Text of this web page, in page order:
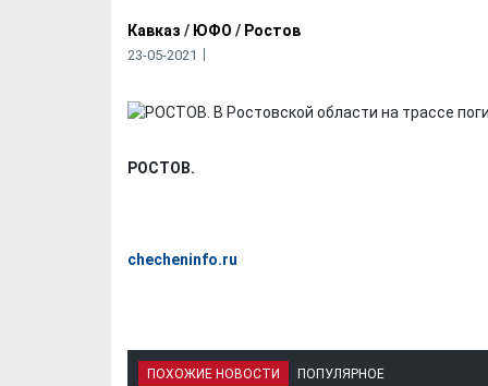
Кавказ / ЮФО / Ростов
23-05-2021
РОСТОВ.
checheninfo.ru
ПОХОЖИЕ НОВОСТИ ПОПУЛЯРНОЕ